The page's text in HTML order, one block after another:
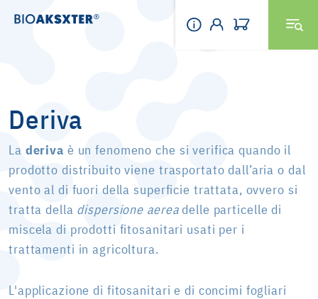
Deriva
La deriva è un fenomeno che si verifica quando il
prodotto distribuito viene trasportato dall’aria o dal
vento al di fuori della superficie trattata, ovvero si
tratta della dispersione aereadelle particelle di
miscela di prodotti fitosanitari usati per i
trattamenti in agricoltura.
L'applicazione di fitosanitari e di concimi fogliari